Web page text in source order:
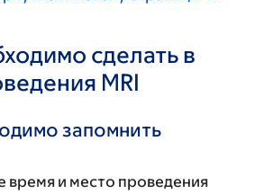
сделать в
MRI
запомнить
время и место проведения